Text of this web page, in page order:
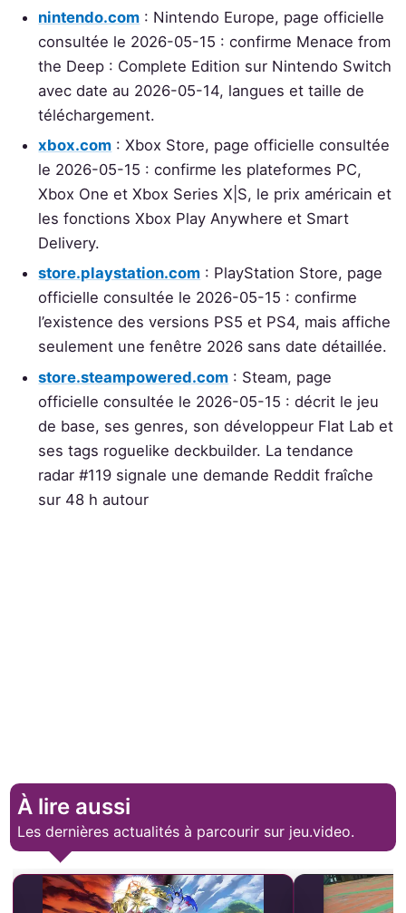
nintendo.com : Nintendo Europe, page officielle
consultée le 2026-05-15 : confirme Menace from
the Deep : Complete Edition sur Nintendo Switch
avec date au 2026-05-14, langues et taille de
téléchargement.
xbox.com : Xbox Store, page officielle consultée
le 2026-05-15 : confirme les plateformes PC,
Xbox One et Xbox Series X|S, le prix américain et
les fonctions Xbox Play Anywhere et Smart
Delivery.
store.playstation.com : PlayStation Store, page
officielle consultée le 2026-05-15 : confirme
l’existence des versions PS5 et PS4, mais affiche
seulement une fenêtre 2026 sans date détaillée.
store.steampowered.com : Steam, page
officielle consultée le 2026-05-15 : décrit le jeu
de base, ses genres, son développeur Flat Lab et
ses tags roguelike deckbuilder. La tendance
radar #119 signale une demande Reddit fraîche
sur 48 h autour
À lire aussi
Les dernières actualités à parcourir sur jeu.video.